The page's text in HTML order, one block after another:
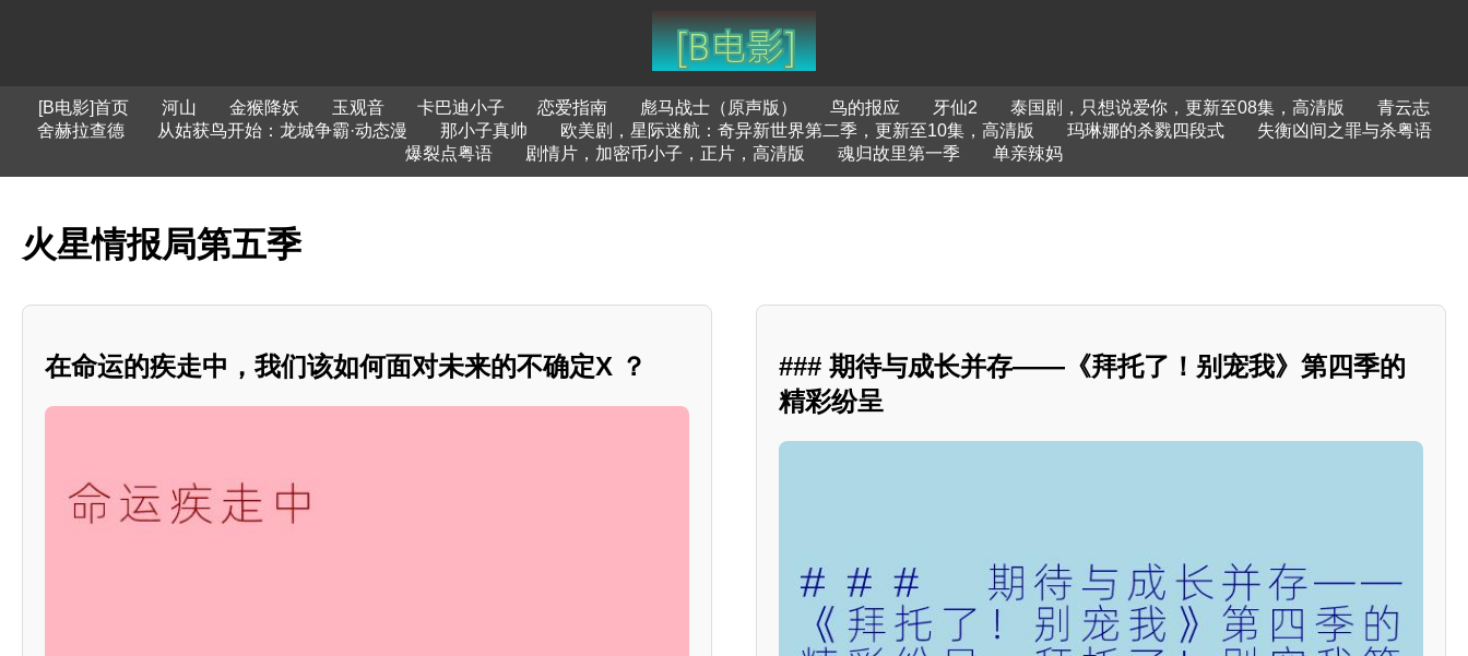
[B电影]首页 河山 金猴降妖 玉观音 卡巴迪小子 恋爱指南 彪马战士（原声版） 鸟的报应 牙仙2 泰国剧，只想说爱你，更新至08集，高清版
青云志
舍赫拉查德
从姑获鸟开始：龙城争霸·动态漫 那小子真帅 欧美剧，星际迷航：奇异新世界第二季，更新至10集，高清版 玛琳娜的杀戮四段式
失衡凶间之罪与杀粤语
爆裂点粤语
剧情片，加密币小子，正片，高清版 魂归故里第一季 单亲辣妈
火星情报局第五季
在命运的疾走中，我们该如何面对未来的不确定X ？
### 期待与成长并存——《拜托了！别宠我》第四季的
精彩纷呈